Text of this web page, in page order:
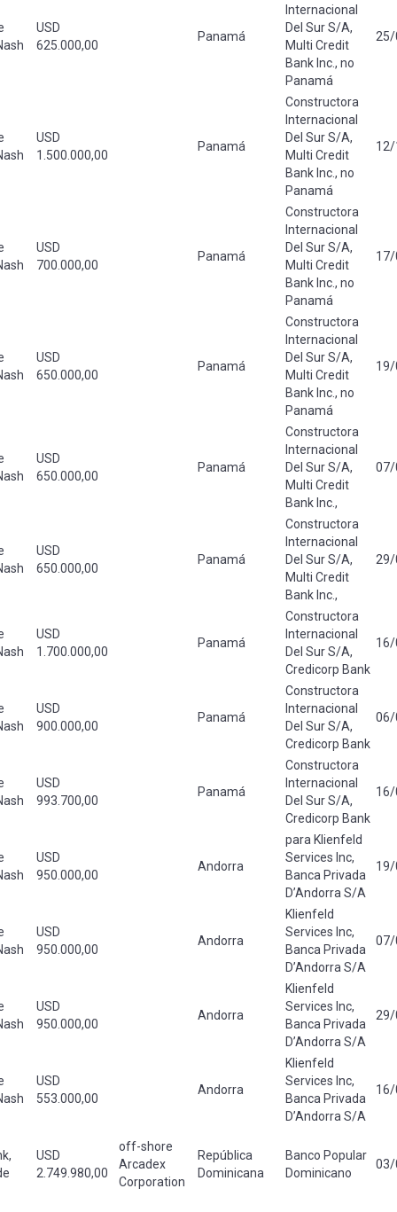
USD
625.000,00
Panamá
Internacional
Del Sur S/A,
Multi Credit
Bank Inc., no
Panamá
USD
1.500.000,00
Panamá
Constructora
Internacional
Del Sur S/A,
Multi Credit
Bank Inc., no
Panamá
USD
700.000,00
Panamá
Constructora
Internacional
Del Sur S/A,
Multi Credit
Bank Inc., no
Panamá
USD
650.000,00
Panamá
Constructora
Internacional
Del Sur S/A,
Multi Credit
Bank Inc., no
Panamá
USD
650.000,00
Panamá
Constructora
Internacional
Del Sur S/A,
Multi Credit
Bank Inc.,
07/
USD
650.000,00
Panamá
Constructora
Internacional
Del Sur S/A,
Multi Credit
Bank Inc.,
USD
1.700.000,00
Panamá
Constructora
Internacional
Del Sur S/A,
Credicorp Bank
USD
900.000,00
Panamá
Constructora
Internacional
Del Sur S/A,
Credicorp Bank
06/
USD
993.700,00
Panamá
Constructora
Internacional
Del Sur S/A,
Credicorp Bank
USD
950.000,00
Andorra
para Klienfeld
Services Inc,
Banca Privada
D’Andorra S/A
USD
950.000,00
Andorra
Klienfeld
Services Inc,
Banca Privada
D’Andorra S/A
07/
USD
950.000,00
Andorra
Klienfeld
Services Inc,
Banca Privada
D’Andorra S/A
USD
553.000,00
Andorra
Klienfeld
Services Inc,
Banca Privada
D’Andorra S/A
USD
2.749.980,00
off-shore
Arcadex
Corporation
República
Dominicana
Banco Popular
Dominicano
03/